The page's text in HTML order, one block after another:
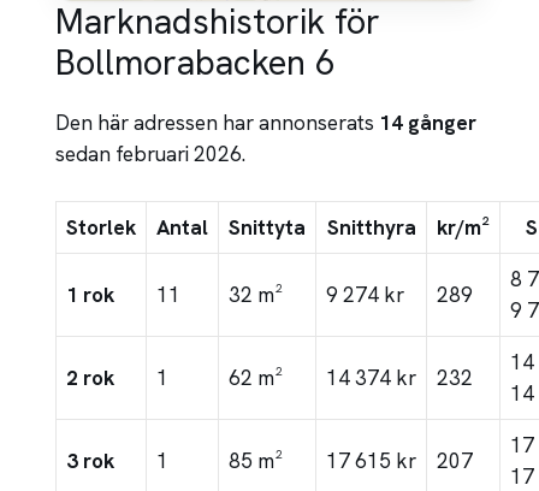
Marknadshistorik för
Bollmorabacken 6
Den här adressen har annonserats 14 gånger
sedan februari 2026.
Storlek Antal Snittyta Snitthyra kr/m²
1 rok 11 32 m² 9 274 kr 289
8
9
2 rok 1 62 m² 14 374 kr 232
14
3 rok 1 85 m² 17 615 kr 207
17